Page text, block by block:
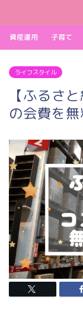
資産運用 子育て
ライフスタイル
【ふるさ
の会費を